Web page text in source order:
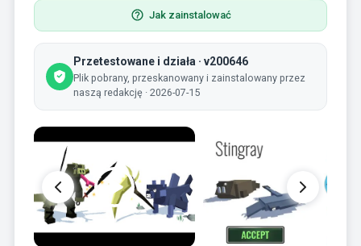
Jak zainstalować
Przetestowane i działa · v200646
Plik pobrany, przeskanowany i zainstalowany przez
naszą redakcję · 2026-07-15